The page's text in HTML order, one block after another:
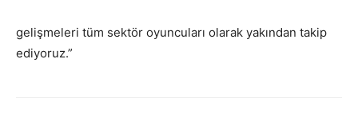
gelişmeleri tüm sektör oyuncuları olarak yakından takip
ediyoruz.”